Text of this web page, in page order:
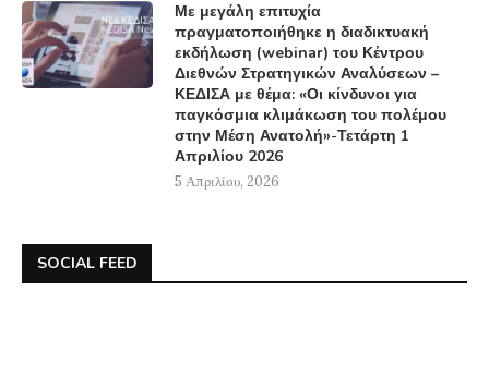
Με μεγάλη επιτυχία
πραγματοποιήθηκε η διαδικτυακή
εκδήλωση (webinar) του Κέντρου
Διεθνών Στρατηγικών Αναλύσεων –
ΚΕΔΙΣΑ με θέμα: «Οι κίνδυνοι για
παγκόσμια κλιμάκωση του πολέμου
στην Μέση Ανατολή»-Τετάρτη 1
Απριλίου 2026
5 Απριλίου, 2026
SOCIAL FEED